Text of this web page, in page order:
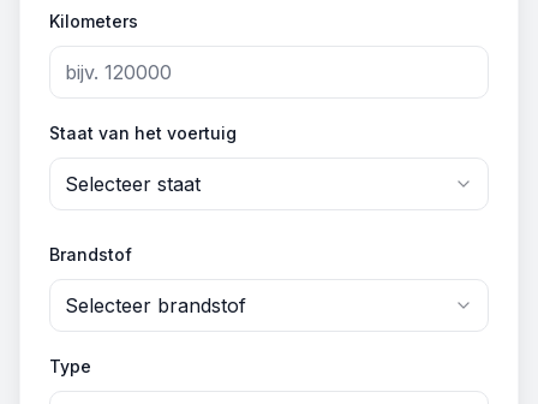
Kilometers
Staat van het voertuig
Selecteer staat
Brandstof
Selecteer brandstof
Type